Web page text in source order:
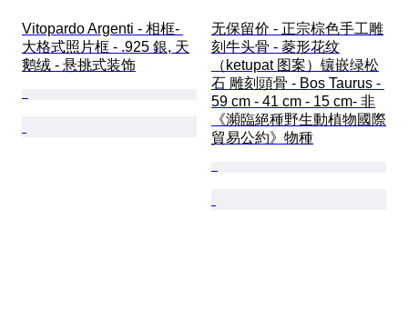
Vitopardo Argenti - 相框-
大格式照片框 - .925 銀, 天
鹅绒 - 悬挑式装饰
无保留价 - 正宗棕色手工雕
刻牛头骨 - 菱形花纹
（ketupat 图案）镶嵌绿松
石 雕刻頭骨 - Bos Taurus -
59 cm - 41 cm - 15 cm- 非
《瀕臨絕種野生動植物國際
貿易公約》物種